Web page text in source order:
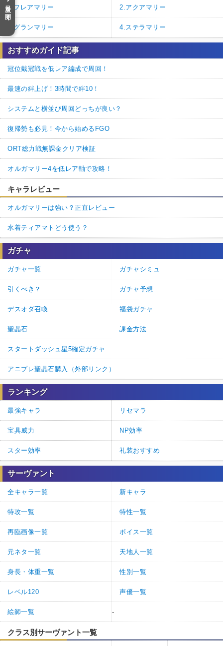
目次を開く1.フレアマリー 2.アクアマリー
3.グランマリー 4.ステラマリー
おすすめガイド記事
冠位戴冠戦を低レア編成で周回！
最速の絆上げ！3時間で絆10！
システムと横並び周回どっちが良い？
復帰勢も必見！今から始めるFGO
ORT総力戦無課金クリア検証
オルガマリー4を低レア軸で攻略！
キャラレビュー
オルガマリーは強い？正直レビュー
水着ティアマトどう使う？
ガチャ
ガチャ一覧 ガチャシミュ
引くべき？ ガチャ予想
デスオダ召喚 福袋ガチャ
聖晶石 課金方法
スタートダッシュ星5確定ガチャ
アニプレ聖晶石購入（外部リンク）
ランキング
最強キャラ リセマラ
宝具威力 NP効率
スター効率 礼装おすすめ
サーヴァント
全キャラ一覧 新キャラ
特攻一覧 特性一覧
再臨画像一覧 ボイス一覧
元ネタ一覧 天地人一覧
身長・体重一覧 性別一覧
レベル120 声優一覧
絵師一覧 -
クラス別サーヴァント一覧